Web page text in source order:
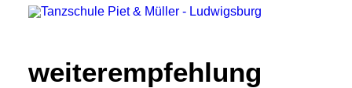
weiterempfehlung